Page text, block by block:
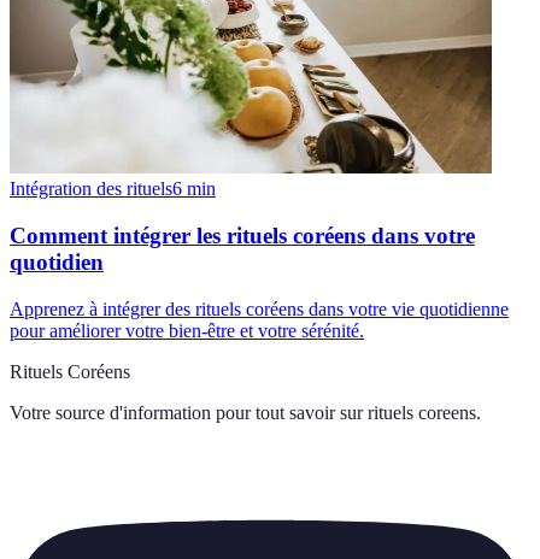
Intégration des rituels6 min
Comment intégrer les rituels coréens dans votre
quotidien
Apprenez à intégrer des rituels coréens dans votre vie quotidienne
pour améliorer votre bien-être et votre sérénité.
Rituels Coréens
Votre source d'information pour tout savoir sur rituels coreens.